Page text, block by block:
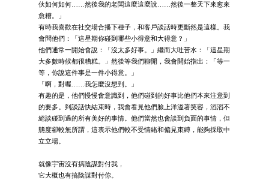
伙如何如何……然後我的老闆這麼這麼說……然後一整天下來愈來
愈糟。」
有時我喜歡在社交場合播下種子，和客戶談話時更斷然是這樣。我
會問他們：「這星期你碰到哪些小得意和大得意？」
他們通常一開始會說：「沒太多好事。」繼而大吐苦水：「這星期
大多數時候都很糟糕。」然後等我們聊開，我會開始指出：「等一
等，你說這件事是一件小得意。」
「啊，對喔……我怎麼沒想到。」
有趣的是，他們慢慢會意識到，他們碰到的好事比他們本來注意到
的要多。到談話快結束時，我會看見他們臉上洋溢著笑容，滔滔不
絕談碰到過的所有美好的事情。他們當然也會談到負面的事情，但
態度卻較無所謂，這表示他們較不受情緒和偏見束縛，能夠採取中
立立場。
就像宇宙沒有搞陰謀對付我，
它大概也有搞陰謀對付你。